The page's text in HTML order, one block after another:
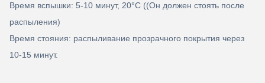
Время вспышки: 5-10 минут, 20°C ((Он должен стоять после
распыления)
Время стояния: распыливание прозрачного покрытия через
10-15 минут.